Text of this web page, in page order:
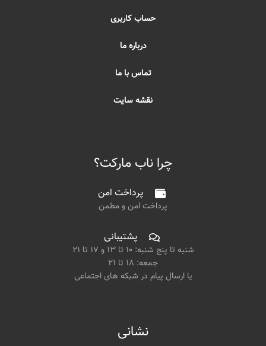
حساب کاربری
درباره ما
تماس با ما
نقشه سایت
چرا ناب مارکت؟
پرداخت امن
پرداخت امن و مطمن
پشتیبانی
شنبه تا پنج شنبه: ۱۰ تا ۱۳ و ۱۷ تا ۲۱
جمعه: ۱۸ تا ۲۱
یا ارسال پیام در شبکه های اجتماعی
نشانی